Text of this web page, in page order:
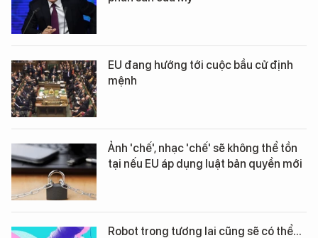
EU đang hướng tới cuộc bầu cử định
mệnh
Ảnh 'chế', nhạc 'chế' sẽ không thể tồn
tại nếu EU áp dụng luật bản quyền mới
Robot trong tương lai cũng sẽ có thể...